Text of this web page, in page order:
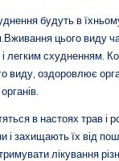
будуть в
цього виду
і легким схудненням.
виду, оздоровлює
в настоях трав і
і захищають їх від
лікування